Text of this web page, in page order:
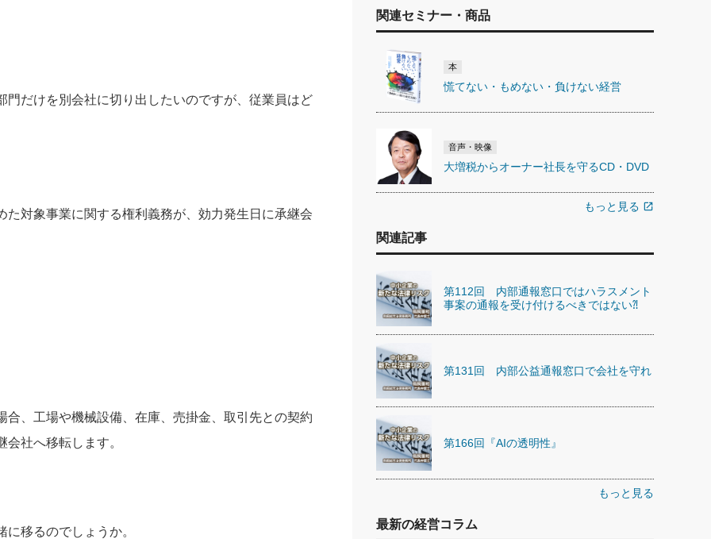
だけを別会社に切り出したいのですが、従業員はど
対象事業に関する権利義務が、効力発生日に承継会
、工場や機械設備、在庫、売掛金、取引先との契約
社へ移転します。
移るのでしょうか。
関連セミナー・商品
本
慌てない・もめない・負けない経営
音声・映像
大増税からオーナー社長を守るCD・DVD
もっと見る open_in_new
関連記事
第112回 内部通報窓口ではハラスメント
事案の通報を受け付けるべきではない⁈
第131回 内部公益通報窓口で会社を守れ
第166回『AIの透明性』
もっと見る
最新の経営コラム